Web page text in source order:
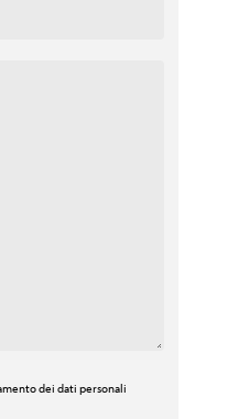
dei dati personali